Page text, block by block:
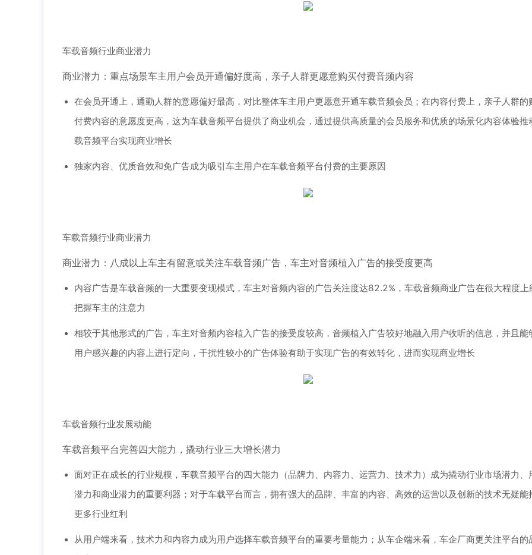
车载音频行业商业潜力
商业潜力：重点场景车主用户会员开通偏好度高，亲子人群更愿意购买付费音频内容
在会员开通上，通勤人群的意愿偏好最高，对比整体车主用户更愿意开通车载音频会员；在内容付费上，亲子人群的
付费内容的意愿度更高，这为车载音频平台提供了商业机会，通过提供高质量的会员服务和优质的场景化内容体验推
载音频平台实现商业增长
独家内容、优质音效和免广告成为吸引车主用户在车载音频平台付费的主要原因
车载音频行业商业潜力
商业潜力：八成以上车主有留意或关注车载音频广告，车主对音频植入广告的接受度更高
内容广告是车载音频的一大重要变现模式，车主对音频内容的广告关注度达82.2%，车载音频商业广告在很大程度上
把握车主的注意力
相较于其他形式的广告，车主对音频内容植入广告的接受度较高，音频植入广告较好地融入用户收听的信息，并且能
用户感兴趣的内容上进行定向，干扰性较小的广告体验有助于实现广告的有效转化，进而实现商业增长
车载音频行业发展动能
车载音频平台完善四大能力，撬动行业三大增长潜力
面对正在成长的行业规模，车载音频平台的四大能力（品牌力、内容力、运营力、技术力）成为撬动行业市场潜力、
潜力和商业潜力的重要利器；对于车载平台而言，拥有强大的品牌、丰富的内容、高效的运营以及创新的技术无疑能
更多行业红利
从用户端来看，技术力和内容力成为用户选择车载音频平台的重要考量能力；从车企端来看，车企厂商更关注平台的